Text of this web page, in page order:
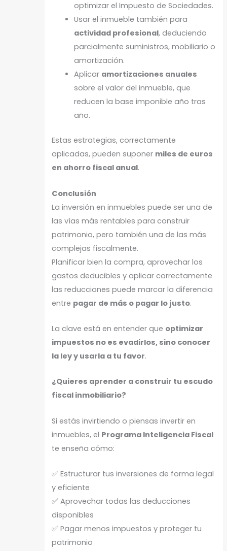
optimizar el Impuesto de Sociedades.
Usar el inmueble también para
actividad profesional, deduciendo
parcialmente suministros, mobiliario o
amortización.
Aplicar amortizaciones anuales
sobre el valor del inmueble, que
reducen la base imponible año tras
año.
Estas estrategias, correctamente
aplicadas, pueden suponer miles de euros
en ahorro fiscal anual.
Conclusión
La inversión en inmuebles puede ser una de
las vías más rentables para construir
patrimonio, pero también una de las más
complejas fiscalmente.
Planificar bien la compra, aprovechar los
gastos deducibles y aplicar correctamente
las reducciones puede marcar la diferencia
entre pagar de más o pagar lo justo.
La clave está en entender que optimizar
impuestos no es evadirlos, sino conocer
la ley y usarla a tu favor.
¿Quieres aprender a construir tu escudo
fiscal inmobiliario?
Si estás invirtiendo o piensas invertir en
inmuebles, el Programa Inteligencia Fiscal
te enseña cómo:
✅ Estructurar tus inversiones de forma legal
y eficiente
✅ Aprovechar todas las deducciones
disponibles
✅ Pagar menos impuestos y proteger tu
patrimonio